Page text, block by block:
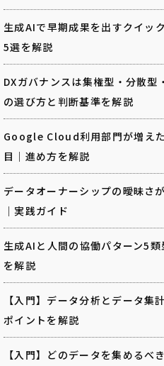
生成AIで早期成果を出すクイッ
5選を解説
DXガバナンスは集権型・分散
の選び方と判断基準を解説
Google Cloud利用部門が増え
目｜進め方を解説
データオーナーシップの曖昧さ
｜実践ガイド
生成AIと人間の協働パターン5
を解説
【入門】データ分析とデータ集
ポイントを解説
【入門】どのデータを集めるべ